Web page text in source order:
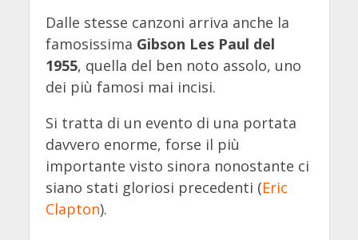
Dalle stesse canzoni arriva anche la
famosissima Gibson Les Paul del
1955, quella del ben noto assolo, uno
dei più famosi mai incisi.
Si tratta di un evento di una portata
davvero enorme, forse il più
importante visto sinora nonostante ci
siano stati gloriosi precedenti (Eric
Clapton).